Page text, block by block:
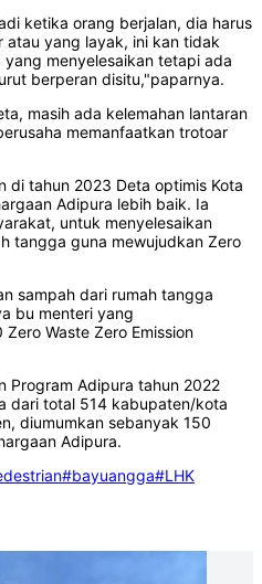
ketika orang berjalan, dia harus
atau yang layak, ini kan tidak
menyelesaikan tetapi ada
berperan disitu,"paparnya.
masih ada kelemahan lantaran
memanfaatkan trotoar
di tahun 2023 Deta optimis Kota
Adipura lebih baik. Ia
untuk menyelesaikan
tangga guna mewujudkan Zero
sampah dari rumah tangga
bu menteri yang
Waste Zero Emission
Program Adipura tahun 2022
dari total 514 kabupaten/kota
diumumkan sebanyak 150
Adipura.
#bayuangga#LHK